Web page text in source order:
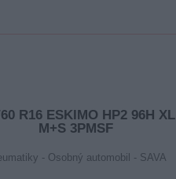
R16 ESKIMO HP2 96H XL
M+S 3PMSF
- Osobný automobil - SAVA